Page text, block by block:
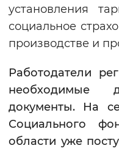
Воспроизвести
установления
социальное
производстве и
Работодатели
необходимые
документы. На
Социального
области уже